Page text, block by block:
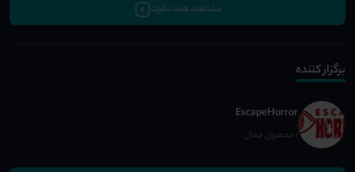
مشاهده همه نظرات
برگزار کننده
EscapeHorror
1 محصول فعال